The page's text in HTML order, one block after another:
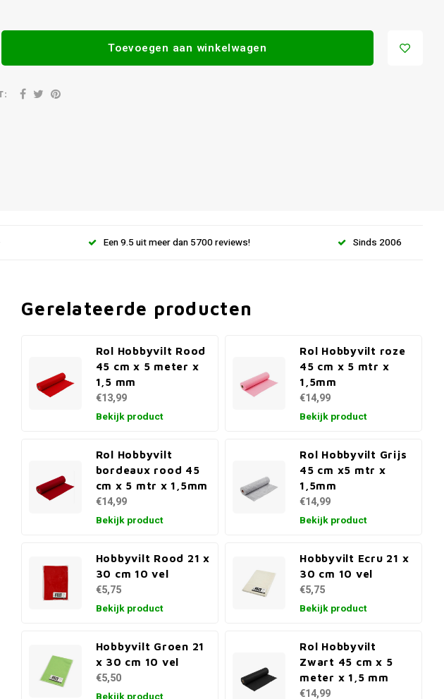
Toevoegen aan winkelwagen
Een 9.5 uit meer dan 5700 reviews! Sinds 2006
Gerelateerde producten
Rol Hobbyvilt Rood
45 cm x 5 meter x
1,5 mm
€13,99
Bekijk product
Rol Hobbyvilt roze
45 cm x 5 mtr x
1,5mm
€14,99
Bekijk product
Rol Hobbyvilt
bordeaux rood 45
cm x 5 mtr x 1,5mm
€14,99
Bekijk product
Rol Hobbyvilt Grijs
45 cm x5 mtr x
1,5mm
€14,99
Bekijk product
Hobbyvilt Rood 21 x
30 cm 10 vel
€5,75
Bekijk product
Hobbyvilt Ecru 21 x
30 cm 10 vel
€5,75
Bekijk product
Hobbyvilt Groen 21
x 30 cm 10 vel
€5,50
Rol Hobbyvilt
Zwart 45 cm x 5
meter x 1,5 mm
€14,99